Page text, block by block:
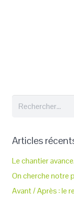
Rechercher :
Articles
Le chantier
On cherche notre
Avant / Après : le